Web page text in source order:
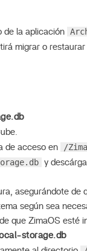
de la aplicación
migrar o
de acceso en /
y
asegurándote de
según sea
que ZimaOS esté
storage.db